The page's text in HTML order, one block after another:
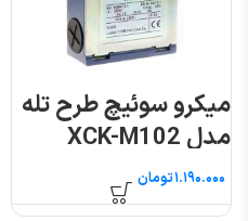
میکرو سوئیچ طرح تله
مدل XCK-M102
فشاریتومان